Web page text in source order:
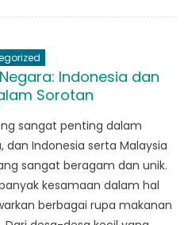
Indonesia dan
Sorotan
sangat penting dalam
Indonesia serta Malaysia
sangat beragam dan unik.
kesamaan dalam hal
berbagai rupa makanan